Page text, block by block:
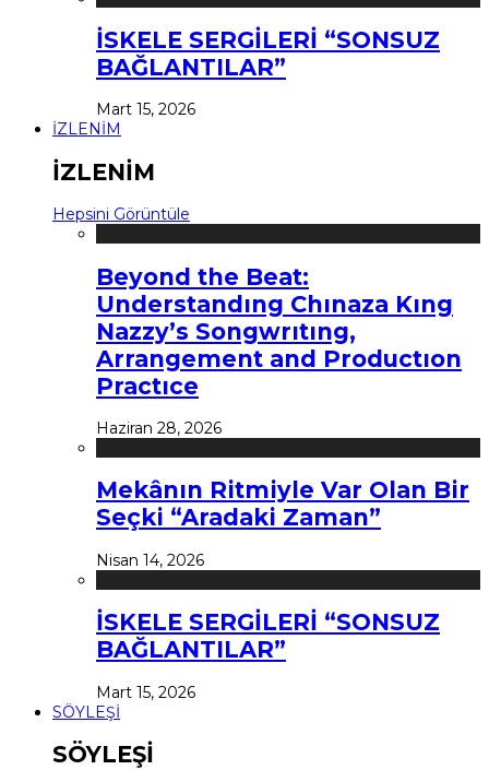
İSKELE SERGİLERİ “SONSUZ
BAĞLANTILAR”
Mart 15, 2026
İZLENİM
İZLENİM
Hepsini Görüntüle
Beyond the Beat:
Understandıng Chınaza Kıng
Nazzy’s Songwrıtıng,
Arrangement and Productıon
Practıce
Haziran 28, 2026
Mekânın Ritmiyle Var Olan Bir
Seçki “Aradaki Zaman”
Nisan 14, 2026
İSKELE SERGİLERİ “SONSUZ
BAĞLANTILAR”
Mart 15, 2026
SÖYLEŞİ
SÖYLEŞİ